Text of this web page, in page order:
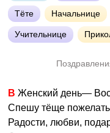
Тёте Начальнице
Учительнице
В Женский день—
Спешу тёще
Радости, любви,